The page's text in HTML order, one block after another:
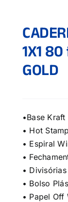
1X1
GOLD
•Base Kraft
• Hot
• Espiral
•
•
• Bolso
• Papel Off